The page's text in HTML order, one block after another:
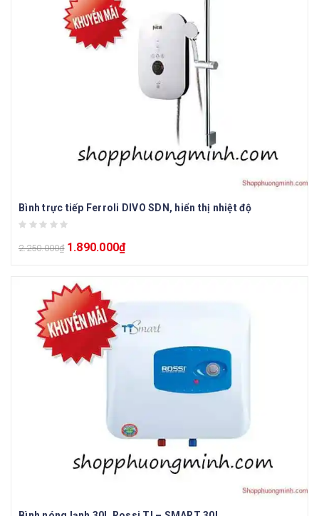
Bình trực tiếp Ferroli DIVO SDN, hiển thị nhiệt độ
2.250.000₫ 1.890.000₫